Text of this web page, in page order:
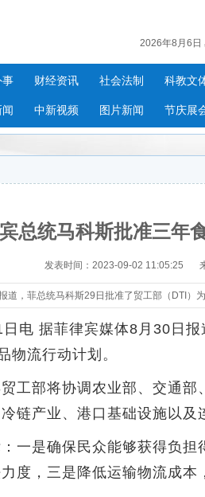
2026年8月6日
事 财经资讯 社会法制 科教文
中新视频 图片新闻 节庆展
总统马科斯批准三年
发表时间：2023-09-02 11:05:25
道，菲总统马科斯29日批准了贸工部（DTI）
据菲律宾媒体8月30日报
物流行动计划。
部将协调农业部、交通部
链产业、港口基础设施以及
是确保民众能够获得负担
度，三是降低运输物流成本